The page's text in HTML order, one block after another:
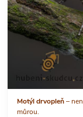
Motýl drvopleň–
můrou.